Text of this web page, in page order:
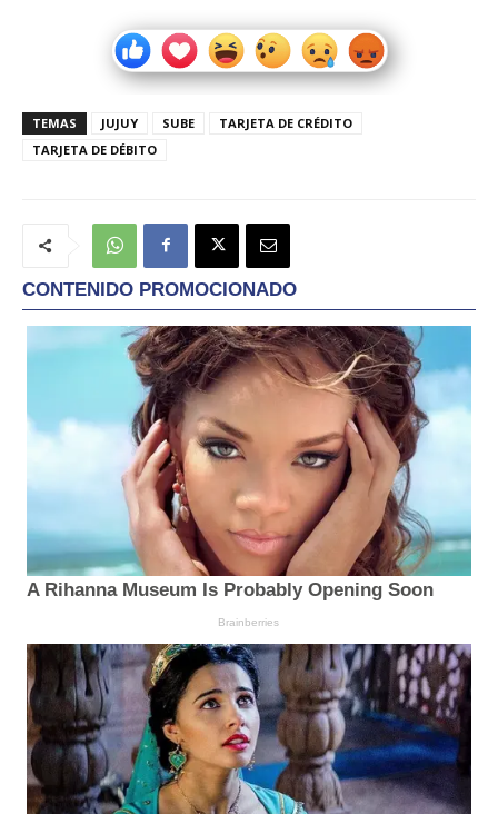
TEMAS JUJUY SUBE
TARJETA DE CRÉDITO
TARJETA DE DÉBITO